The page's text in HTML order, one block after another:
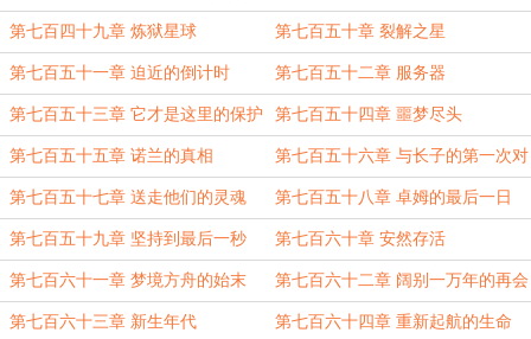
烧
第七百四十九章 炼狱星球 第七百五十章 裂解之星
第七百五十一章 迫近的倒计时 第七百五十二章 服务器
第七百五十三章 它才是这里的保护
者
第七百五十四章 噩梦尽头
第七百五十五章 诺兰的真相 第七百五十六章 与长子的第一次对
话
第七百五十七章 送走他们的灵魂 第七百五十八章 卓姆的最后一日
第七百五十九章 坚持到最后一秒 第七百六十章 安然存活
第七百六十一章 梦境方舟的始末 第七百六十二章 阔别一万年的再会
第七百六十三章 新生年代 第七百六十四章 重新起航的生命